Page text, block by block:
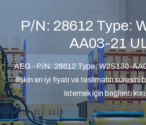
P/N: 28612 Type:
AA03-21
AEG - P/N: 28612 Type: W2S130-
ilişkin en iyi fiyatı ve teslimatın süresini
istemek için bağlantı